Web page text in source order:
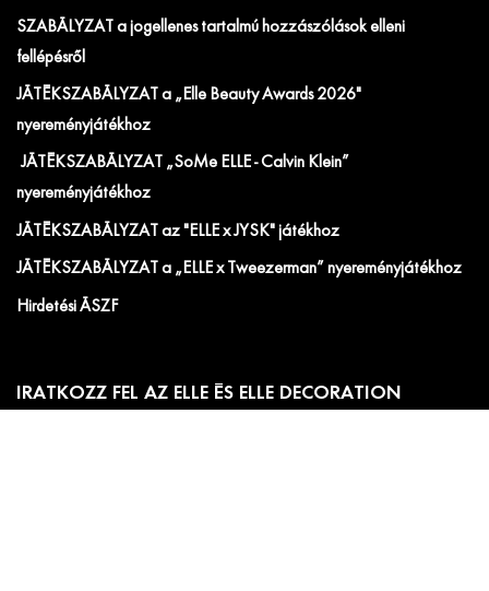
SZABÁLYZAT a jogellenes tartalmú hozzászólások elleni
fellépésről
JÁTÉKSZABÁLYZAT a „Elle Beauty Awards 2026"
nyereményjátékhoz
JÁTÉKSZABÁLYZAT „SoMe ELLE - Calvin Klein”
nyereményjátékhoz
JÁTÉKSZABÁLYZAT az "ELLE x JYSK" játékhoz
JÁTÉKSZABÁLYZAT a „ELLE x Tweezerman” nyereményjátékhoz
Hirdetési ÁSZF
IRATKOZZ FEL AZ ELLE ÉS ELLE DECORATION